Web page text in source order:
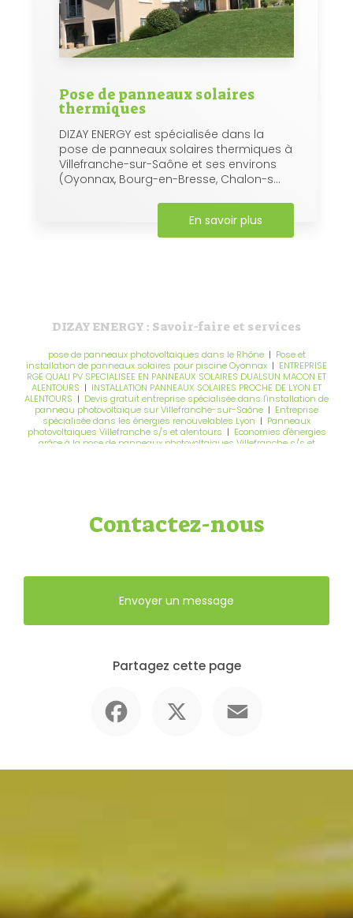
Pose de panneaux solaires
thermiques
DIZAY ENERGY est spécialisée dans la
pose de panneaux solaires thermiques à
Villefranche-sur-Saône et ses environs
(Oyonnax, Bourg-en-Bresse, Chalon-s...
En savoir plus
DIZAY ENERGY : Savoir-faire et services
pose de panneaux photovoltaiques dans le Rhône| Pose et
installation de panneaux solaires pour piscine Oyonnax | ENTREPRISE
RGE QUALI PV SPECIALISEE EN PANNEAUX SOLAIRES DUALSUN MACON ET
ALENTOURS | INSTALLATION PANNEAUX SOLAIRES PROCHE DE LYON ET
ALENTOURS | Devis gratuit entreprise spécialisée dans l'installation de
panneau photovoltaïque sur Villefranche-sur-Saône | Entreprise
spécialisée dans les énergies renouvelables Lyon | Panneaux
photovoltaiques Villefranche s/s et alentours | Economies d'énergies
grâce à la pose de panneaux photovoltaiques Villefranche s/s et
Contactez-nous
Envoyer un message
Partagez cette page